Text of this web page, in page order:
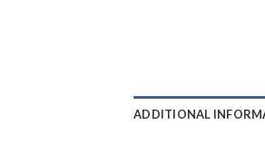
ADDITIONAL